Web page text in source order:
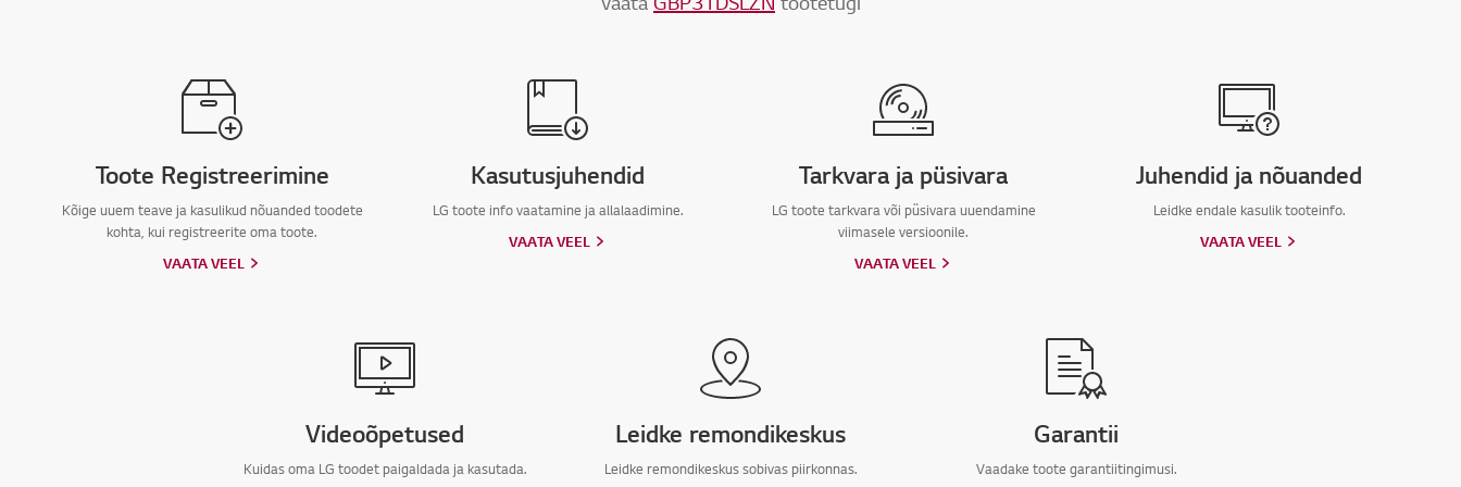
Toote Registreerimine
Kõige uuem teave ja kasulikud nõuanded toodete
kohta, kui registreerite oma toote.
VAATA VEEL
Kasutusjuhendid
LG toote info vaatamine ja allalaadimine.
VAATA VEEL
Tarkvara ja püsivara
LG toote tarkvara või püsivara uuendamine
viimasele versioonile.
VAATA VEEL
Juhendid ja nõuanded
Leidke endale kasulik tooteinfo.
VAATA VEEL
Videoõpetused
Kuidas oma LG toodet paigaldada ja kasutada.
Leidke remondikeskus
Leidke remondikeskus sobivas piirkonnas.
Garantii
Vaadake toote garantiitingimusi.